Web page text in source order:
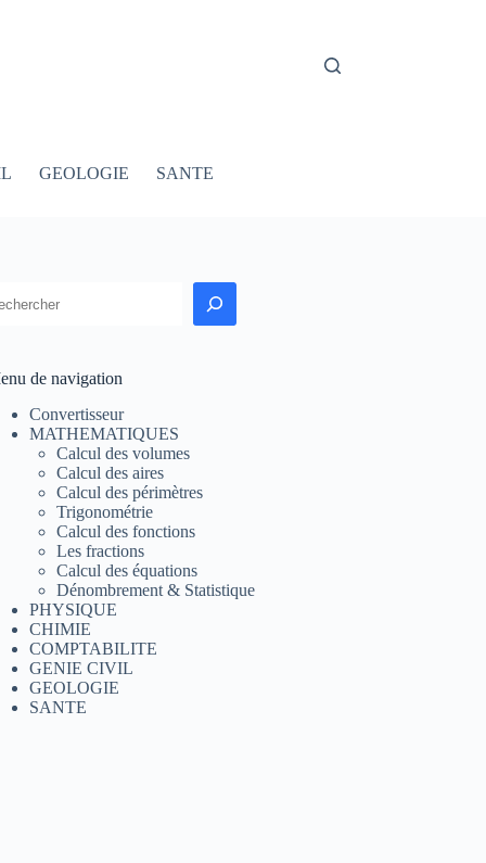
GEOLOGIE SANTE
de navigation
Convertisseur
MATHEMATIQUES
Calcul des volumes
Calcul des aires
Calcul des périmètres
Trigonométrie
Calcul des fonctions
Les fractions
Calcul des équations
Dénombrement & Statistique
PHYSIQUE
CHIMIE
COMPTABILITE
GENIE CIVIL
GEOLOGIE
SANTE